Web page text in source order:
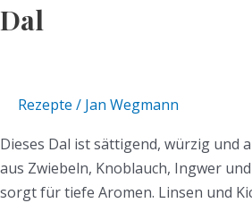
Dal
Rezepte / Jan Wegmann
Dieses Dal ist sättigend, würzig und
aus Zwiebeln, Knoblauch, Ingwer
sorgt für tiefe Aromen. Linsen und